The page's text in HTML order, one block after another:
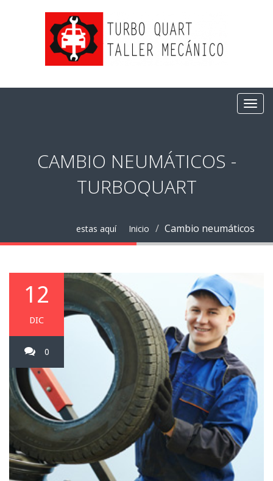
CAMBIO NEUMÁTICOS -
TURBOQUART
estas aquí Inicio Cambio neumáticos
12
DIC
0